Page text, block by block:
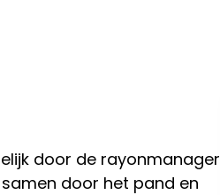
door de rayonmanager
door het pand en